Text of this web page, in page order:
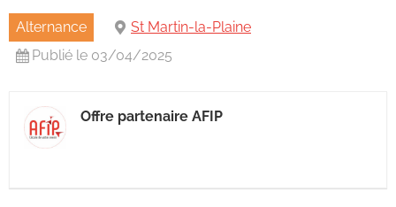
Alternance
St Martin-la-Plaine
Publié le 03/04/2025
Offre partenaire AFIP